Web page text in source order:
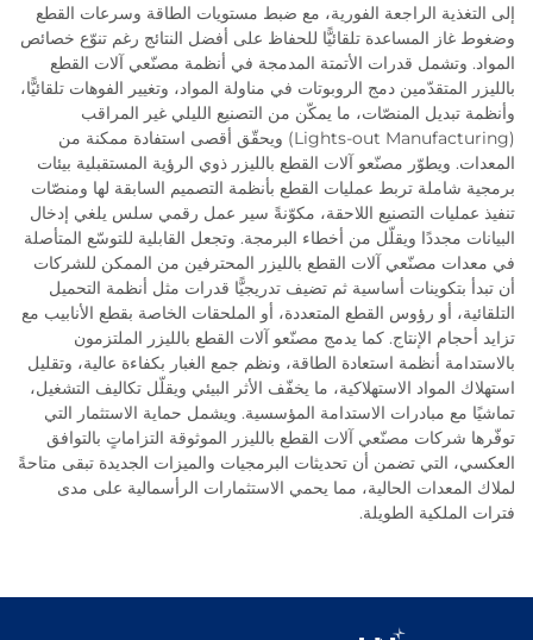
إلى التغذية الراجعة الفورية، مع ضبط مستويات الطاقة وسرعات القطع
وضغوط غاز المساعدة تلقائيًّا للحفاظ على أفضل النتائج رغم تنوّع خصائص
المواد. وتشمل قدرات الأتمتة المدمجة في أنظمة مصنّعي آلات القطع
بالليزر المتقدّمين دمج الروبوتات في مناولة المواد، وتغيير الفوهات تلقائيًّا،
وأنظمة تبديل المنصّات، ما يمكّن من التصنيع الليلي غير المراقب
(Lights-out Manufacturing) ويحقّق أقصى استفادة ممكنة من
المعدات. ويطوّر مصنّعو آلات القطع بالليزر ذوي الرؤية المستقبلية بيئات
برمجية شاملة تربط عمليات القطع بأنظمة التصميم السابقة لها ومنصّات
تنفيذ عمليات التصنيع اللاحقة، مكوّنةً سير عمل رقمي سلس يلغي إدخال
البيانات مجددًا ويقلّل من أخطاء البرمجة. وتجعل القابلية للتوسّع المتأصلة
في معدات مصنّعي آلات القطع بالليزر المحترفين من الممكن للشركات
أن تبدأ بتكوينات أساسية ثم تضيف تدريجيًّا قدرات مثل أنظمة التحميل
التلقائية، أو رؤوس القطع المتعددة، أو الملحقات الخاصة بقطع الأنابيب مع
تزايد أحجام الإنتاج. كما يدمج مصنّعو آلات القطع بالليزر الملتزمون
بالاستدامة أنظمة استعادة الطاقة، ونظم جمع الغبار بكفاءة عالية، وتقليل
استهلاك المواد الاستهلاكية، ما يخفّف الأثر البيئي ويقلّل تكاليف التشغيل،
تماشيًا مع مبادرات الاستدامة المؤسسية. ويشمل حماية الاستثمار التي
توفّرها شركات مصنّعي آلات القطع بالليزر الموثوقة التزاماتٍ بالتوافق
العكسي، التي تضمن أن تحديثات البرمجيات والميزات الجديدة تبقى متاحةً
لملاك المعدات الحالية، مما يحمي الاستثمارات الرأسمالية على مدى
فترات الملكية الطويلة.